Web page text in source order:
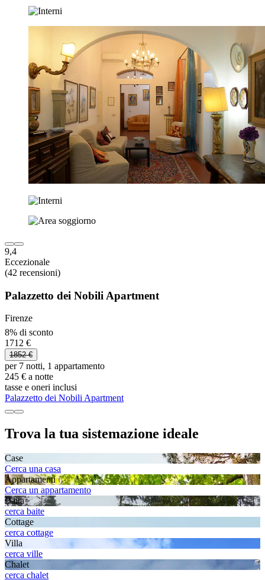
9,4
Eccezionale
(42 recensioni)
Palazzetto dei Nobili Apartment
Firenze
8% di sconto
1712 €
1852 €
per 7 notti, 1 appartamento
245 € a notte
tasse e oneri inclusi
Palazzetto dei Nobili Apartment
Trova la tua sistemazione ideale
Case
Cerca una casa
Appartamenti
Cerca un appartamento
Baita
cerca baite
Cottage
cerca cottage
Villa
cerca ville
Chalet
cerca chalet